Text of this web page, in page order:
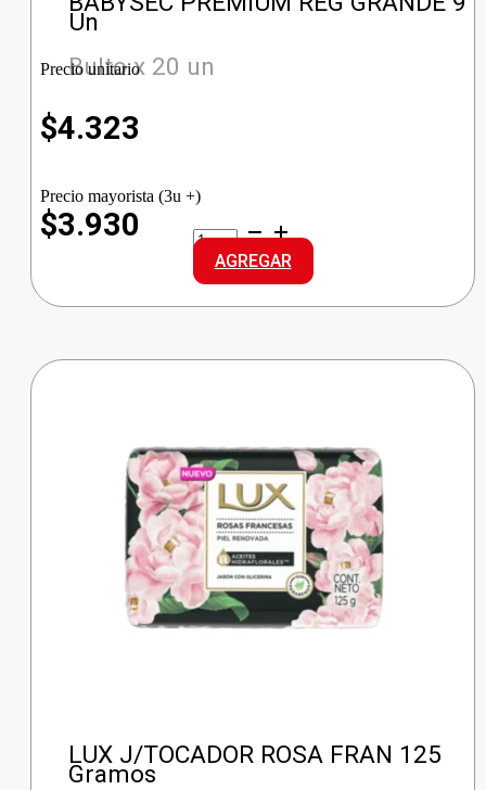
Un
Bulto x 20 un
Precio unitario
$4.323
Precio mayorista (3u +)
$3.930
BABYSEC
PREMIUM
REG
GRANDE
cantidad
AGREGAR
LUX J/TOCADOR ROSA FRAN 125
Gramos